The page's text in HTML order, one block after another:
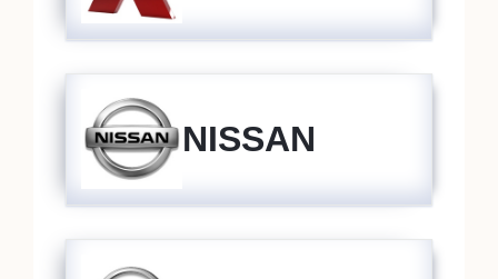
NISSAN